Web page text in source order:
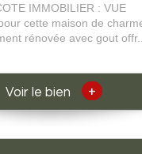
IMMOBILIER : VUE
cette maison de
rénovée avec gout offr...
Voir le bien +